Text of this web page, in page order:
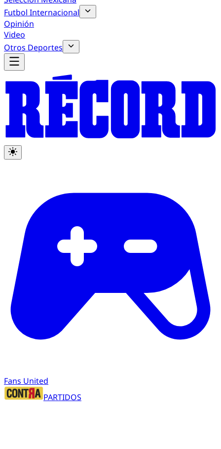
Futbol Internacional
Opinión
Video
Otros Deportes
Fans United
PARTIDOS